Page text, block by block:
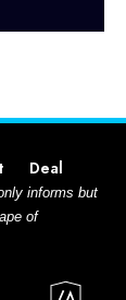
Deal
informs but
of